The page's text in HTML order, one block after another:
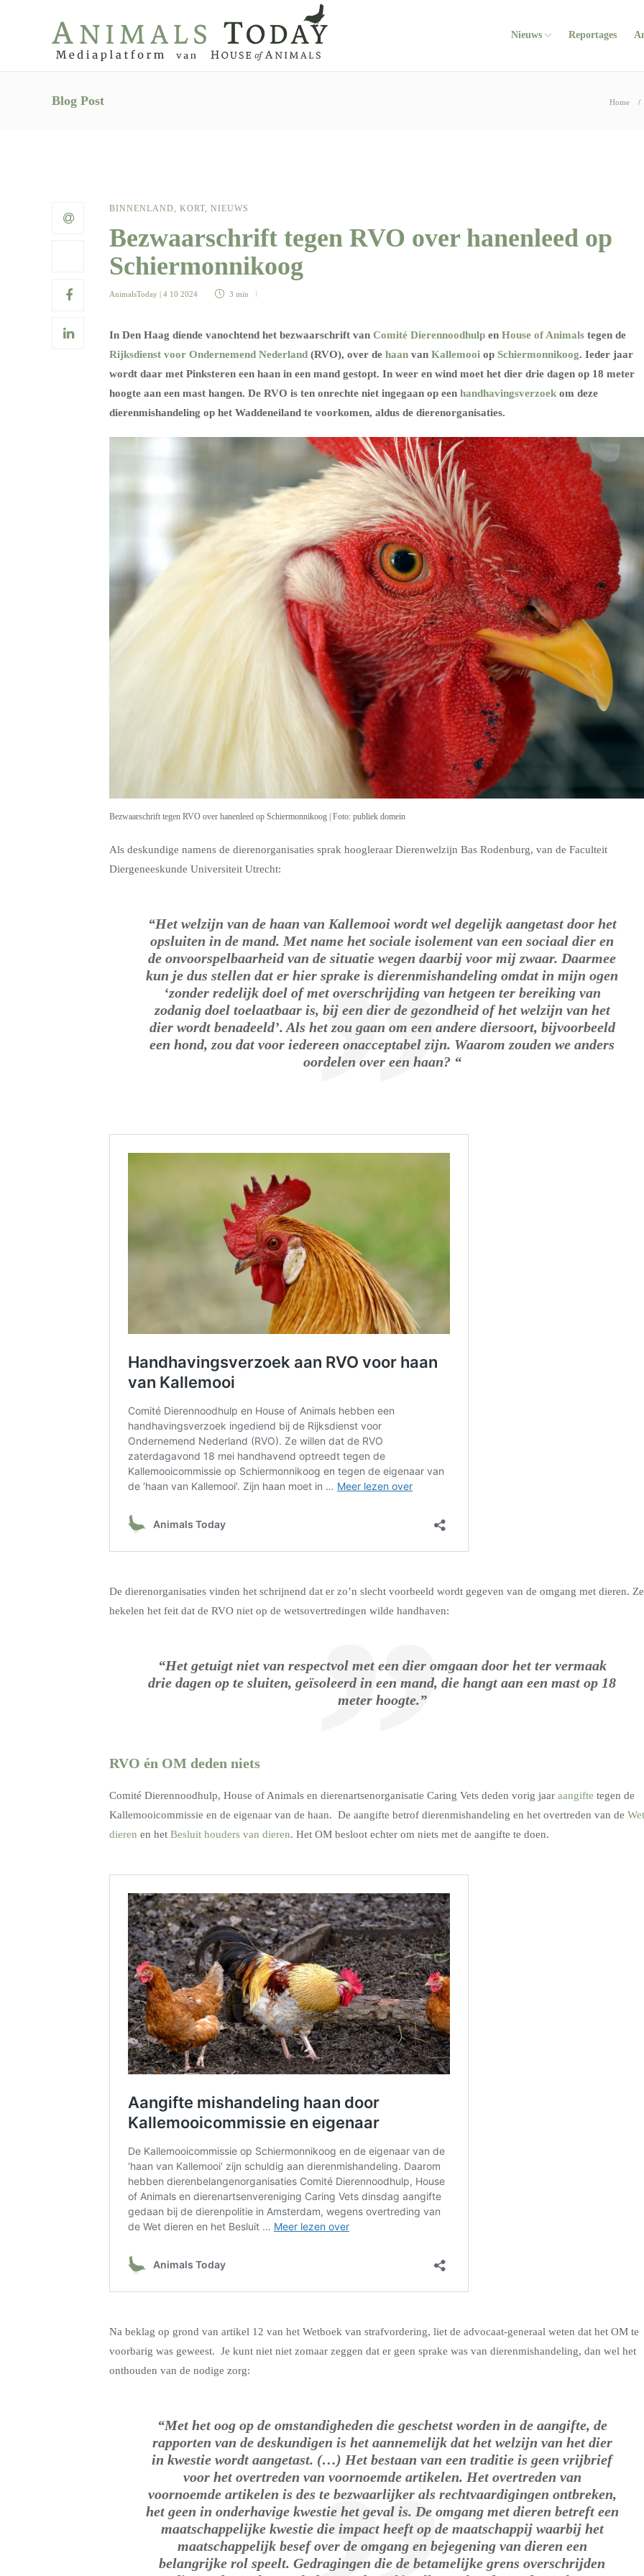
Nieuws Reportages
Blog Post Home
BINNENLAND, KORT, NIEUWS
Bezwaarschrift tegen RVO over hanenleed op
Schiermonnikoog
AnimalsToday | 4 10 2024 3 min
In Den Haag diende vanochtend het bezwaarschrift van Comité Dierennoodhulp en House of Animals tegen de
Rijksdienst voor Ondernemend Nederland (RVO), over de haan van Kallemooi op Schiermonnikoog. Ieder jaar
wordt daar met Pinksteren een haan in een mand gestopt. In weer en wind moet het dier drie dagen op 18 meter
hoogte aan een mast hangen. De RVO is ten onrechte niet ingegaan op een handhavingsverzoek om deze
dierenmishandeling op het Waddeneiland te voorkomen, aldus de dierenorganisaties.
Bezwaarschrift tegen RVO over hanenleed op Schiermonnikoog | Foto: publiek domein
Als deskundige namens de dierenorganisaties sprak hoogleraar Dierenwelzijn Bas Rodenburg, van de Faculteit
Diergeneeskunde Universiteit Utrecht:
“Het welzijn van de haan van Kallemooi wordt wel degelijk aangetast door het
opsluiten in de mand. Met name het sociale isolement van een sociaal dier en
de onvoorspelbaarheid van de situatie wegen daarbij voor mij zwaar. Daarmee
kun je dus stellen dat er hier sprake is dierenmishandeling omdat in mijn ogen
‘zonder redelijk doel of met overschrijding van hetgeen ter bereiking van
zodanig doel toelaatbaar is, bij een dier de gezondheid of het welzijn van het
dier wordt benadeeld’. Als het zou gaan om een andere diersoort, bijvoorbeeld
een hond, zou dat voor iedereen onacceptabel zijn. Waarom zouden we anders
oordelen over een haan? “
De dierenorganisaties vinden het schrijnend dat er zo’n slecht voorbeeld wordt gegeven van de omgang met dieren. Ze
hekelen het feit dat de RVO niet op de wetsovertredingen wilde handhaven:
“Het getuigt niet van respectvol met een dier omgaan door het ter vermaak
drie dagen op te sluiten, geïsoleerd in een mand, die hangt aan een mast op 18
meter hoogte.”
RVO én OM deden niets
Comité Dierennoodhulp, House of Animals en dierenartsenorganisatie Caring Vets deden vorig jaar aangifte tegen de
Kallemooicommissie en de eigenaar van de haan. De aangifte betrof dierenmishandeling en het overtreden van de Wet
dieren en het Besluit houders van dieren. Het OM besloot echter om niets met de aangifte te doen.
Na beklag op grond van artikel 12 van het Wetboek van strafvordering, liet de advocaat-generaal weten dat het OM te
voorbarig was geweest. Je kunt niet niet zomaar zeggen dat er geen sprake was van dierenmishandeling, dan wel het
onthouden van de nodige zorg:
“Met het oog op de omstandigheden die geschetst worden in de aangifte, de
rapporten van de deskundigen is het aannemelijk dat het welzijn van het dier
in kwestie wordt aangetast. (…) Het bestaan van een traditie is geen vrijbrief
voor het overtreden van voornoemde artikelen. Het overtreden van
voornoemde artikelen is des te bezwaarlijker als rechtvaardigingen ontbreken,
het geen in onderhavige kwestie het geval is. De omgang met dieren betreft een
maatschappelijke kwestie die impact heeft op de maatschappij waarbij het
maatschappelijk besef over de omgang en bejegening van dieren een
belangrijke rol speelt. Gedragingen die de betamelijke grens overschrijden